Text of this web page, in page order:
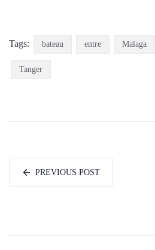
Tags: bateau entre Malaga
Tanger
PREVIOUS POST